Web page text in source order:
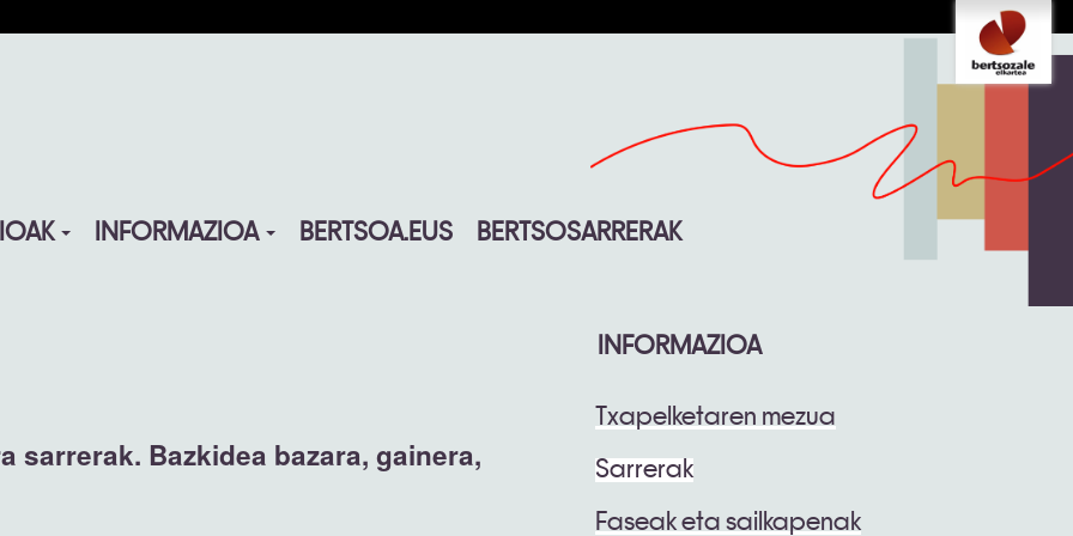
Tresna
pertsonalak
INFORMAZIOA BERTSOA.EUS BERTSOSARRERAK
sarrerak. Bazkidea bazara, gainera,
INFORMAZIOA
Txapelketaren mezua
Sarrerak
Faseak eta sailkapenak